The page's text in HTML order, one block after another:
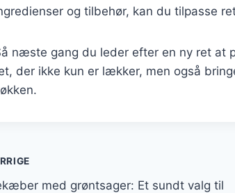
og tilbehør, kan du tilpasse
næste gang du leder efter en ny ret at
der ikke kun er lækker, men også
med grøntsager: Et sundt valg til